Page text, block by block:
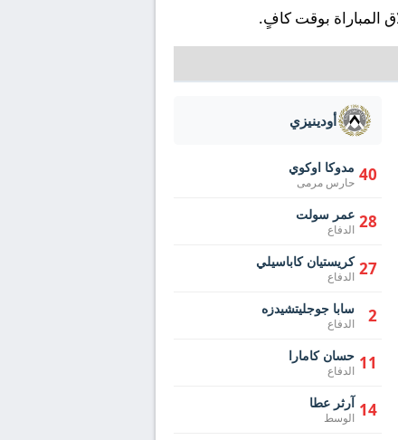
المباراة بوقت كافٍ.
أودينيزي
40 مدوكا اوكوي
حارس مرمى
28 عمر سولت
الدفاع
27 كريستيان كاباسيلي
الدفاع
2 سابا جوجليتشيدزه
الدفاع
11 حسان كامارا
الدفاع
14 آرثر عطا
الوسط